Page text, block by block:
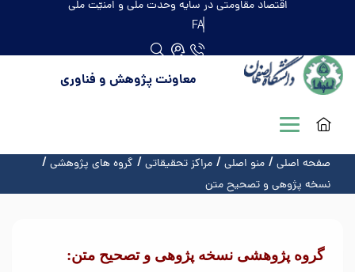
اقتصاد مقاومتی در سایه وحدت ملّی و امنیّت ملّی
FA
معاونت پژوهش و فناوری
صفحه اصلی منو اصلی مراکز تحقیقاتی
گروه های پژوهشی
نسخه پژوهی و تصحیح متن
گروه پژوهشی نسخه پژوهی و تصحیح متن: